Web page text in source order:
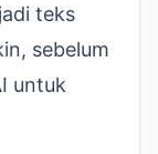
teks
sebelum
untuk